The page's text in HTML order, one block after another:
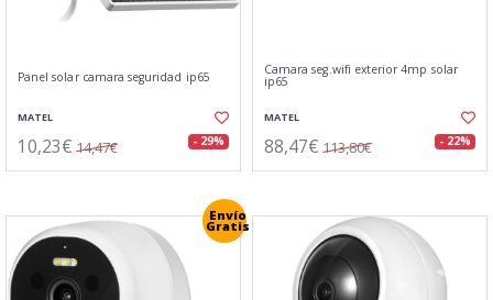
Panel solar camara seguridad ip65
MATEL
10,23€ 14,47€ - 29%
Camara seg.wifi exterior 4mp solar
ip65
MATEL
88,47€ 113,80€ - 22%
Envío
Gratis